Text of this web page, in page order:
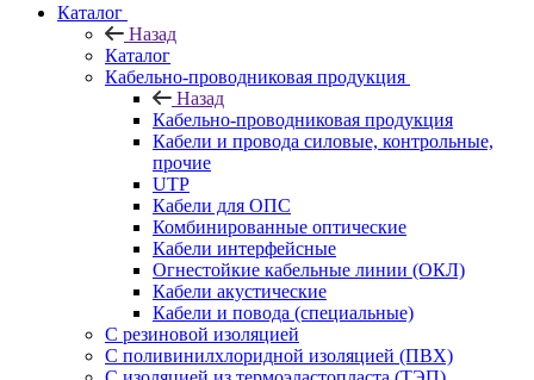
Каталог
Назад
Каталог
Кабельно-проводниковая продукция
Назад
Кабельно-проводниковая продукция
Кабели и провода силовые, контрольные,
прочие
UTP
Кабели для ОПС
Комбинированные оптические
Кабели интерфейсные
Огнестойкие кабельные линии (ОКЛ)
Кабели акустические
Кабели и повода (специальные)
С резиновой изоляцией
С поливинилхлоридной изоляцией (ПВХ)